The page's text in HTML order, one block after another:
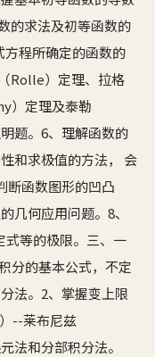
的求法及初等函数的
方程所确定的函数的
Rolle）定理、拉格
）定理及泰勒
题。6、理解函数的
和求极值的方法， 会
断函数图形的凹凸
几何应用问题。8、
等的极限。三、一
分的基本公式，不定
法。2、掌握变上限
--莱布尼兹
法和分部积分法。